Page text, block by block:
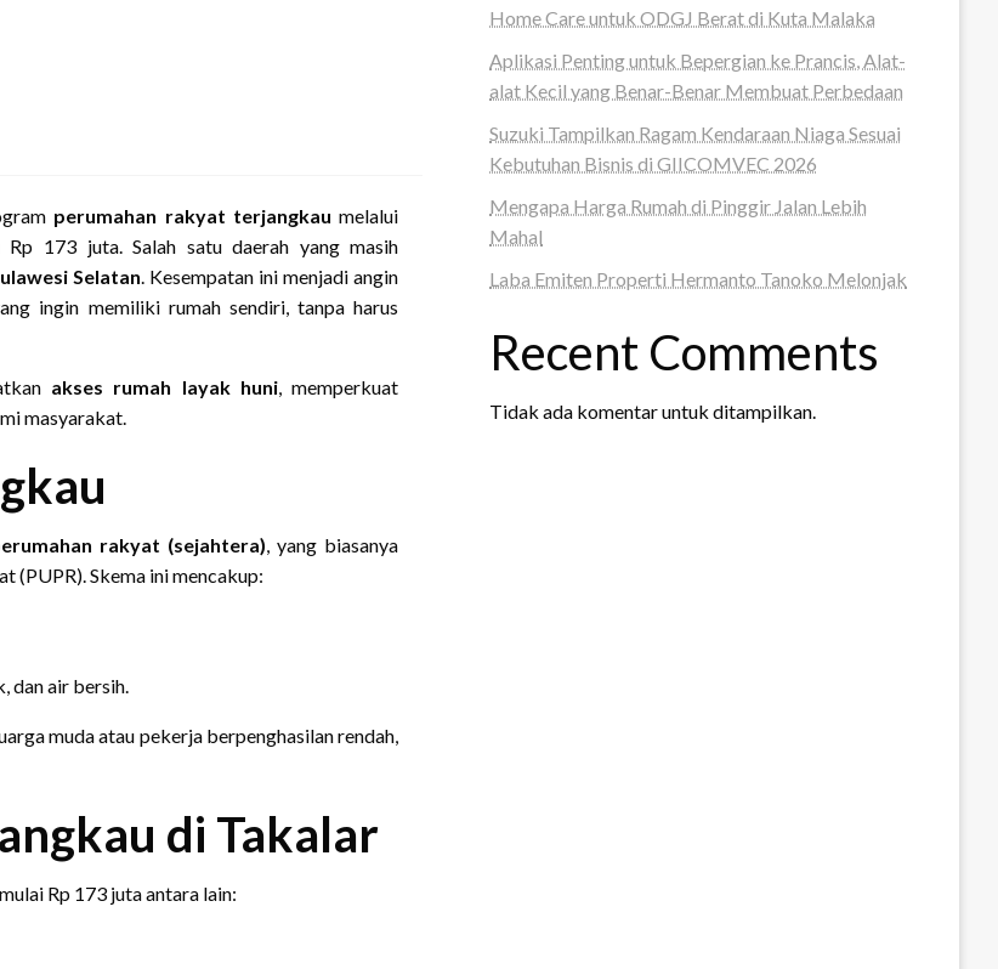
perumahan rakyat terjangkau melalui
173 juta. Salah satu daerah yang masih
Selatan. Kesempatan ini menjadi angin
ingin memiliki rumah sendiri, tanpa harus
akses rumah layak huni, memperkuat
masyarakat.
rakyat (sejahtera), yang biasanya
(PUPR). Skema ini mencakup:
dan air bersih.
muda atau pekerja berpenghasilan rendah,
di Takalar
Rp 173 juta antara lain:
Home Care untuk ODGJ Berat di Kuta Malaka
Aplikasi Penting untuk Bepergian ke Prancis, Alat-
alat Kecil yang Benar-Benar Membuat Perbedaan
Suzuki Tampilkan Ragam Kendaraan Niaga Sesuai
Kebutuhan Bisnis di GIICOMVEC 2026
Mengapa Harga Rumah di Pinggir Jalan Lebih
Mahal
Laba Emiten Properti Hermanto Tanoko Melonjak
Recent Comments
Tidak ada komentar untuk ditampilkan.